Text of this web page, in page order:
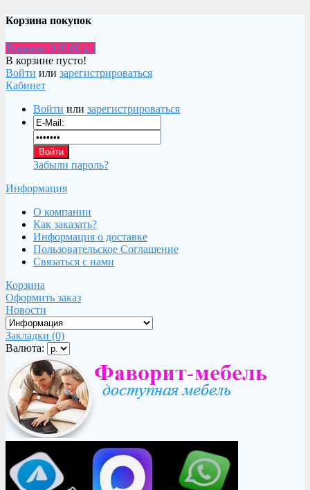
Корзина покупок
Товаров: 0 (0.00 р.)
В корзине пусто!
Войти или зарегистрироваться
Кабинет
Войти или зарегистрироваться
Забыли пароль?
Информация
О компании
Как заказать?
Информация о доставке
Пользовательское Соглашение
Связаться с нами
Корзина
Оформить заказ
Новости
Закладки (0)
Валюта: